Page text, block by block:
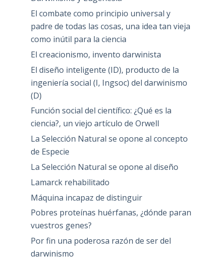
El combate como principio universal y
padre de todas las cosas, una idea tan vieja
como inútil para la ciencia
El creacionismo, invento darwinista
El diseño inteligente (ID), producto de la
ingeniería social (I, Ingsoc) del darwinismo
(D)
Función social del científico: ¿Qué es la
ciencia?, un viejo artículo de Orwell
La Selección Natural se opone al concepto
de Especie
La Selección Natural se opone al diseño
Lamarck rehabilitado
Máquina incapaz de distinguir
Pobres proteínas huérfanas, ¿dónde paran
vuestros genes?
Por fin una poderosa razón de ser del
darwinismo